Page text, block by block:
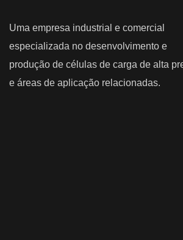
Uma empresa industrial e comercial
especializada no desenvolvimento e
produção de células de carga de alta
e áreas de aplicação relacionadas.